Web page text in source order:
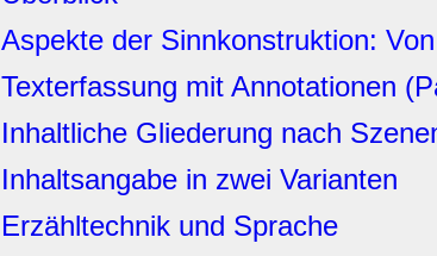
Aspekte der Sinnkonstruktion:
Texterfassung mit Annotationen
Inhaltliche Gliederung nach
Inhaltsangabe in zwei Varianten
Erzähltechnik und Sprache